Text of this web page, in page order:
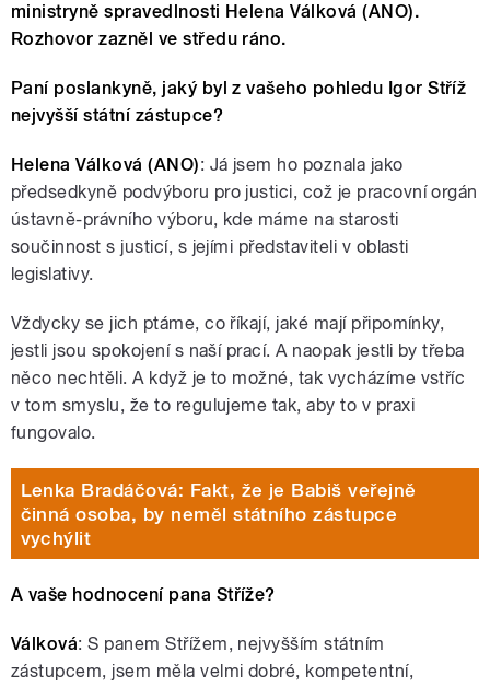
ministryně spravedlnosti Helena Válková (ANO).
Rozhovor zazněl ve středu ráno.
Paní poslankyně, jaký byl z vašeho pohledu Igor Stříž
nejvyšší státní zástupce?
Helena Válková (ANO): Já jsem ho poznala jako
předsedkyně podvýboru pro justici, což je pracovní orgán
ústavně-právního výboru, kde máme na starosti
součinnost s justicí, s jejími představiteli v oblasti
legislativy.
Vždycky se jich ptáme, co říkají, jaké mají připomínky,
jestli jsou spokojení s naší prací. A naopak jestli by třeba
něco nechtěli. A když je to možné, tak vycházíme vstříc
v tom smyslu, že to regulujeme tak, aby to v praxi
fungovalo.
Lenka Bradáčová: Fakt, že je Babiš veřejně
činná osoba, by neměl státního zástupce
vychýlit
A vaše hodnocení pana Stříže?
Válková: S panem Střížem, nejvyšším státním
zástupcem, jsem měla velmi dobré, kompetentní,